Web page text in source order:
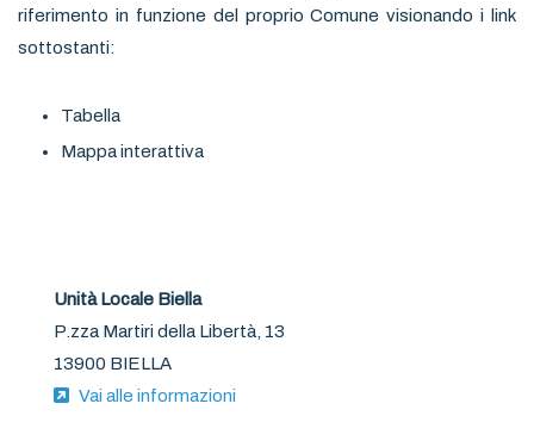
riferimento in funzione del proprio Comune visionando i link
sottostanti:
Tabella
Mappa interattiva
Unità Locale Biella
P.zza Martiri della Libertà, 13
13900 BIELLA
Vai alle informazioni